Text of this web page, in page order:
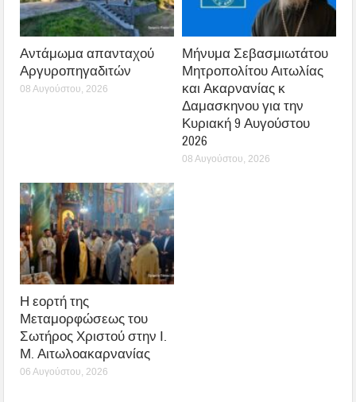
Αντάμωμα απανταχού
Αργυροπηγαδιτών
08 Αυγούστου, 2026
Μήνυμα Σεβασμιωτάτου
Μητροπολίτου Αιτωλίας
και Ακαρνανίας κ
Δαμασκηνου για την
Κυριακή 9 Αυγούστου
2026
08 Αυγούστου, 2026
Η εορτή της
Μεταμορφώσεως του
Σωτήρος Χριστού στην Ι.
Μ. Αιτωλοακαρνανίας
06 Αυγούστου, 2026